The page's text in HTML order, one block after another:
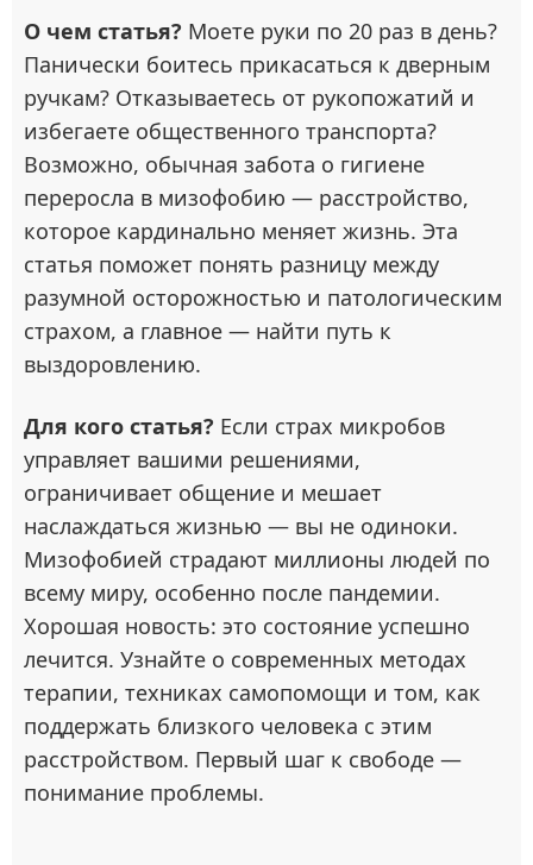
О чем статья? Моете руки по 20 раз в день?
Панически боитесь прикасаться к дверным
ручкам? Отказываетесь от рукопожатий и
избегаете общественного транспорта?
Возможно, обычная забота о гигиене
переросла в мизофобию — расстройство,
которое кардинально меняет жизнь. Эта
статья поможет понять разницу между
разумной осторожностью и патологическим
страхом, а главное — найти путь к
выздоровлению.
Для кого статья? Если страх микробов
управляет вашими решениями,
ограничивает общение и мешает
наслаждаться жизнью — вы не одиноки.
Мизофобией страдают миллионы людей по
всему миру, особенно после пандемии.
Хорошая новость: это состояние успешно
лечится. Узнайте о современных методах
терапии, техниках самопомощи и том, как
поддержать близкого человека с этим
расстройством. Первый шаг к свободе —
понимание проблемы.